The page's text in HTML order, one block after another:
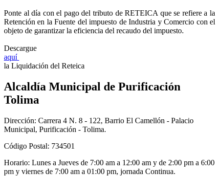
Ponte al día con el pago del tributo de RETEICA que se refiere a la
Retención en la Fuente del impuesto de Industria y Comercio con el
objeto de garantizar la eficiencia del recaudo del impuesto.
Descargue
aquí ​
la Liquidación del Reteica
Alcaldía Municipal de Purificación
Tolima
Dirección: Carrera 4 N. 8 - 122, Barrio El Camellón - Palacio
Municipal, Purificación - Tolima.
Código Postal: 734501
Horario: Lunes a Jueves de 7:00 am a 12:00 am y de 2:00 pm a 6:00
pm y viernes de 7:00 am a 01:00 pm, jornada Continua.